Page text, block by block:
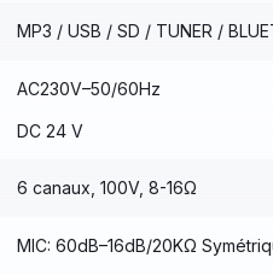
MP3 / USB / SD / TUNER /
AC230V–50/60Hz
DC 24 V
6 canaux, 100V, 8-16Ω
MIC: 60dB–16dB/20KΩ